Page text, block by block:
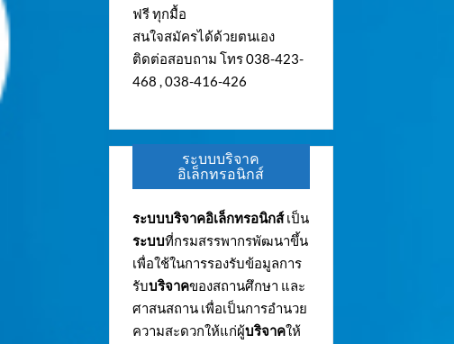
ฟรี ทุกมื้อ
สนใจสมัครได้ด้วยตนเอง
ติดต่อสอบถาม โทร 038-423-
468 , 038-416-426
ระบบบริจาค
อิเล็กทรอนิกส์
ระบบบริจาคอิเล็กทรอนิกส์เป็น
ระบบที่กรมสรรพากรพัฒนาขึ้น
เพื่อใช้ในการรองรับข้อมูลการ
รับบริจาคของสถานศึกษา และ
ศาสนสถาน เพื่อเป็นการอำนวย
ความสะดวกให้แก่ผู้บริจาคให้